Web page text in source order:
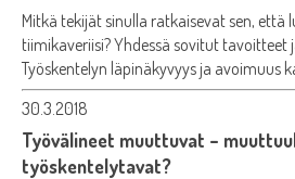
Mitkä tekijät sinulla ratkaisevat sen, että
tiimikaveriisi? Yhdessä sovitut tavoitteet
Työskentelyn läpinäkyvyys ja avoimuus
30.3.2018
Työvälineet muuttuvat –
työskentelytavat?